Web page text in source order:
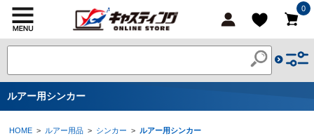
0
ルアー用シンカー
HOME > ルアー用品 > シンカー > ルアー用シンカー